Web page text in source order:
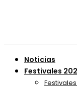
Noticias
Festivales